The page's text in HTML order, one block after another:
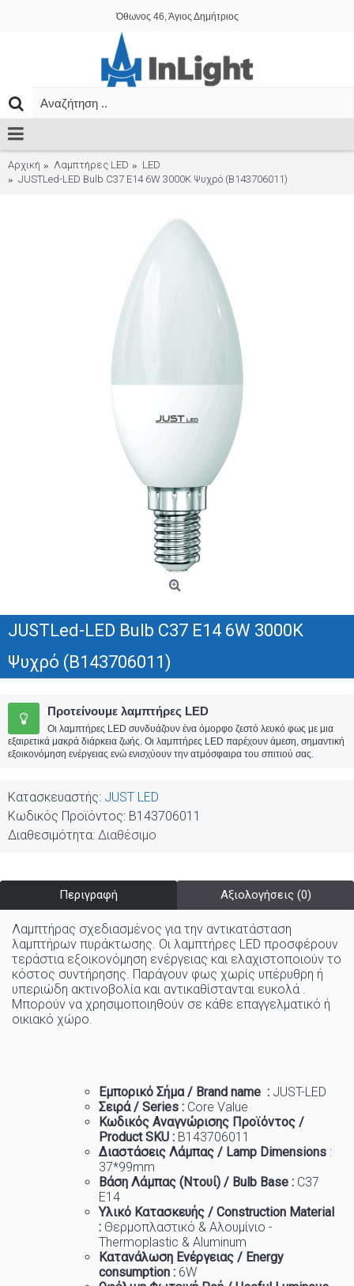
Όθωνος 46, Άγιος Δημήτριος
Αρχική Λαμπτήρες LED
LED
JUSTLed-LED Bulb C37 E14 6W 3000K Ψυχρό (B143706011)
JUSTLed-LED Bulb C37 E14 6W 3000K
Ψυχρό (B143706011)
Προτείνουμε λαμπτήρες LED
Οι λαμπτήρες LED συνδυάζουν ένα όμορφο ζεστό λευκό φως με μια
εξαιρετικά μακρά διάρκεια ζωής. Οι λαμπτήρες LED παρέχουν άμεση, σημαντική
εξοικονόμηση ενέργειας ενώ ενισχύουν την ατμόσφαιρα του σπιτιού σας.
Κατασκευαστής: JUST LED
Κωδικός Προϊόντος: B143706011
Διαθεσιμότητα: Διαθέσιμο
Περιγραφή Αξιολογήσεις (0)
Λαμπτήρας σχεδιασμένος για την αντικατάσταση
λαμπτήρων πυράκτωσης. Οι λαμπτήρες LED προσφέρουν
τεράστια εξοικονόμηση ενέργειας και ελαχιστοποιούν το
κόστος συντήρησης. Παράγουν φως χωρίς υπέρυθρη ή
υπεριώδη ακτινοβολία και αντικαθίστανται ευκολά .
Μπορούν να χρησιμοποιηθούν σε κάθε επαγγελματικό ή
οικιακό χώρo.
Εμπορικό Σήμα / Brand name : JUST-LED
Σειρά / Series : Core Value
Κωδικός Αναγνώρισης Προϊόντος /
Product SKU : B143706011
Διαστάσεις Λάμπας / Lamp Dimensions :
37*99mm
Βάση Λάμπας (Ντουί) / Bulb Base : C37
E14
Υλικό Κατασκευής / Construction Material
: Θερμοπλαστικό & Αλουμίνιο -
Thermoplastic & Aluminum
Κατανάλωση Ενέργειας / Energy
consumption : 6W